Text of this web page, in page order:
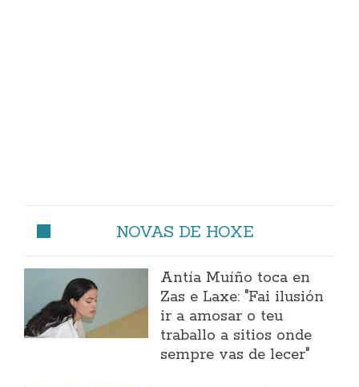
NOVAS DE HOXE
Antía Muíño toca en
Zas e Laxe: "Fai ilusión
ir a amosar o teu
traballo a sitios onde
sempre vas de lecer"